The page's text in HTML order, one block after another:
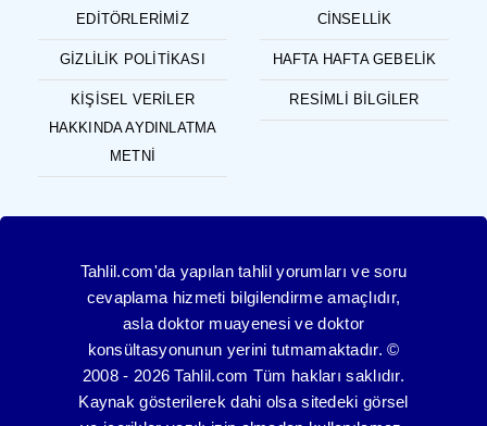
EDITÖRLERIMIZ
GIZLILIK POLITIKASI
KIŞISEL VERILER
HAKKINDA AYDINLATMA
METNI
CINSELLIK
HAFTA HAFTA GEBELIK
RESIMLI BILGILER
Tahlil.com'da yapılan tahlil yorumları ve soru
cevaplama hizmeti bilgilendirme amaçlıdır,
asla doktor muayenesi ve doktor
konsültasyonunun yerini tutmamaktadır. ©
2008 - 2026 Tahlil.com Tüm hakları saklıdır.
Kaynak gösterilerek dahi olsa sitedeki görsel